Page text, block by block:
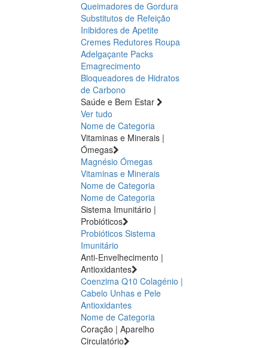
Queimadores de Gordura
Substitutos de Refeição
Inibidores de Apetite
Cremes Redutores Roupa
Adelgaçante Packs
Emagrecimento
Bloqueadores de Hidratos
de Carbono
Saúde e Bem Estar
Ver tudo
Nome de Categoria
Vitaminas e Minerais |
Ómegas
Magnésio Ómegas
Vitaminas e Minerais
Nome de Categoria
Nome de Categoria
Sistema Imunitário |
Probióticos
Probióticos Sistema
Imunitário
Anti-Envelhecimento |
Antioxidantes
Coenzima Q10 Colagénio |
Cabelo Unhas e Pele
Antioxidantes
Nome de Categoria
Coração | Aparelho
Circulatório